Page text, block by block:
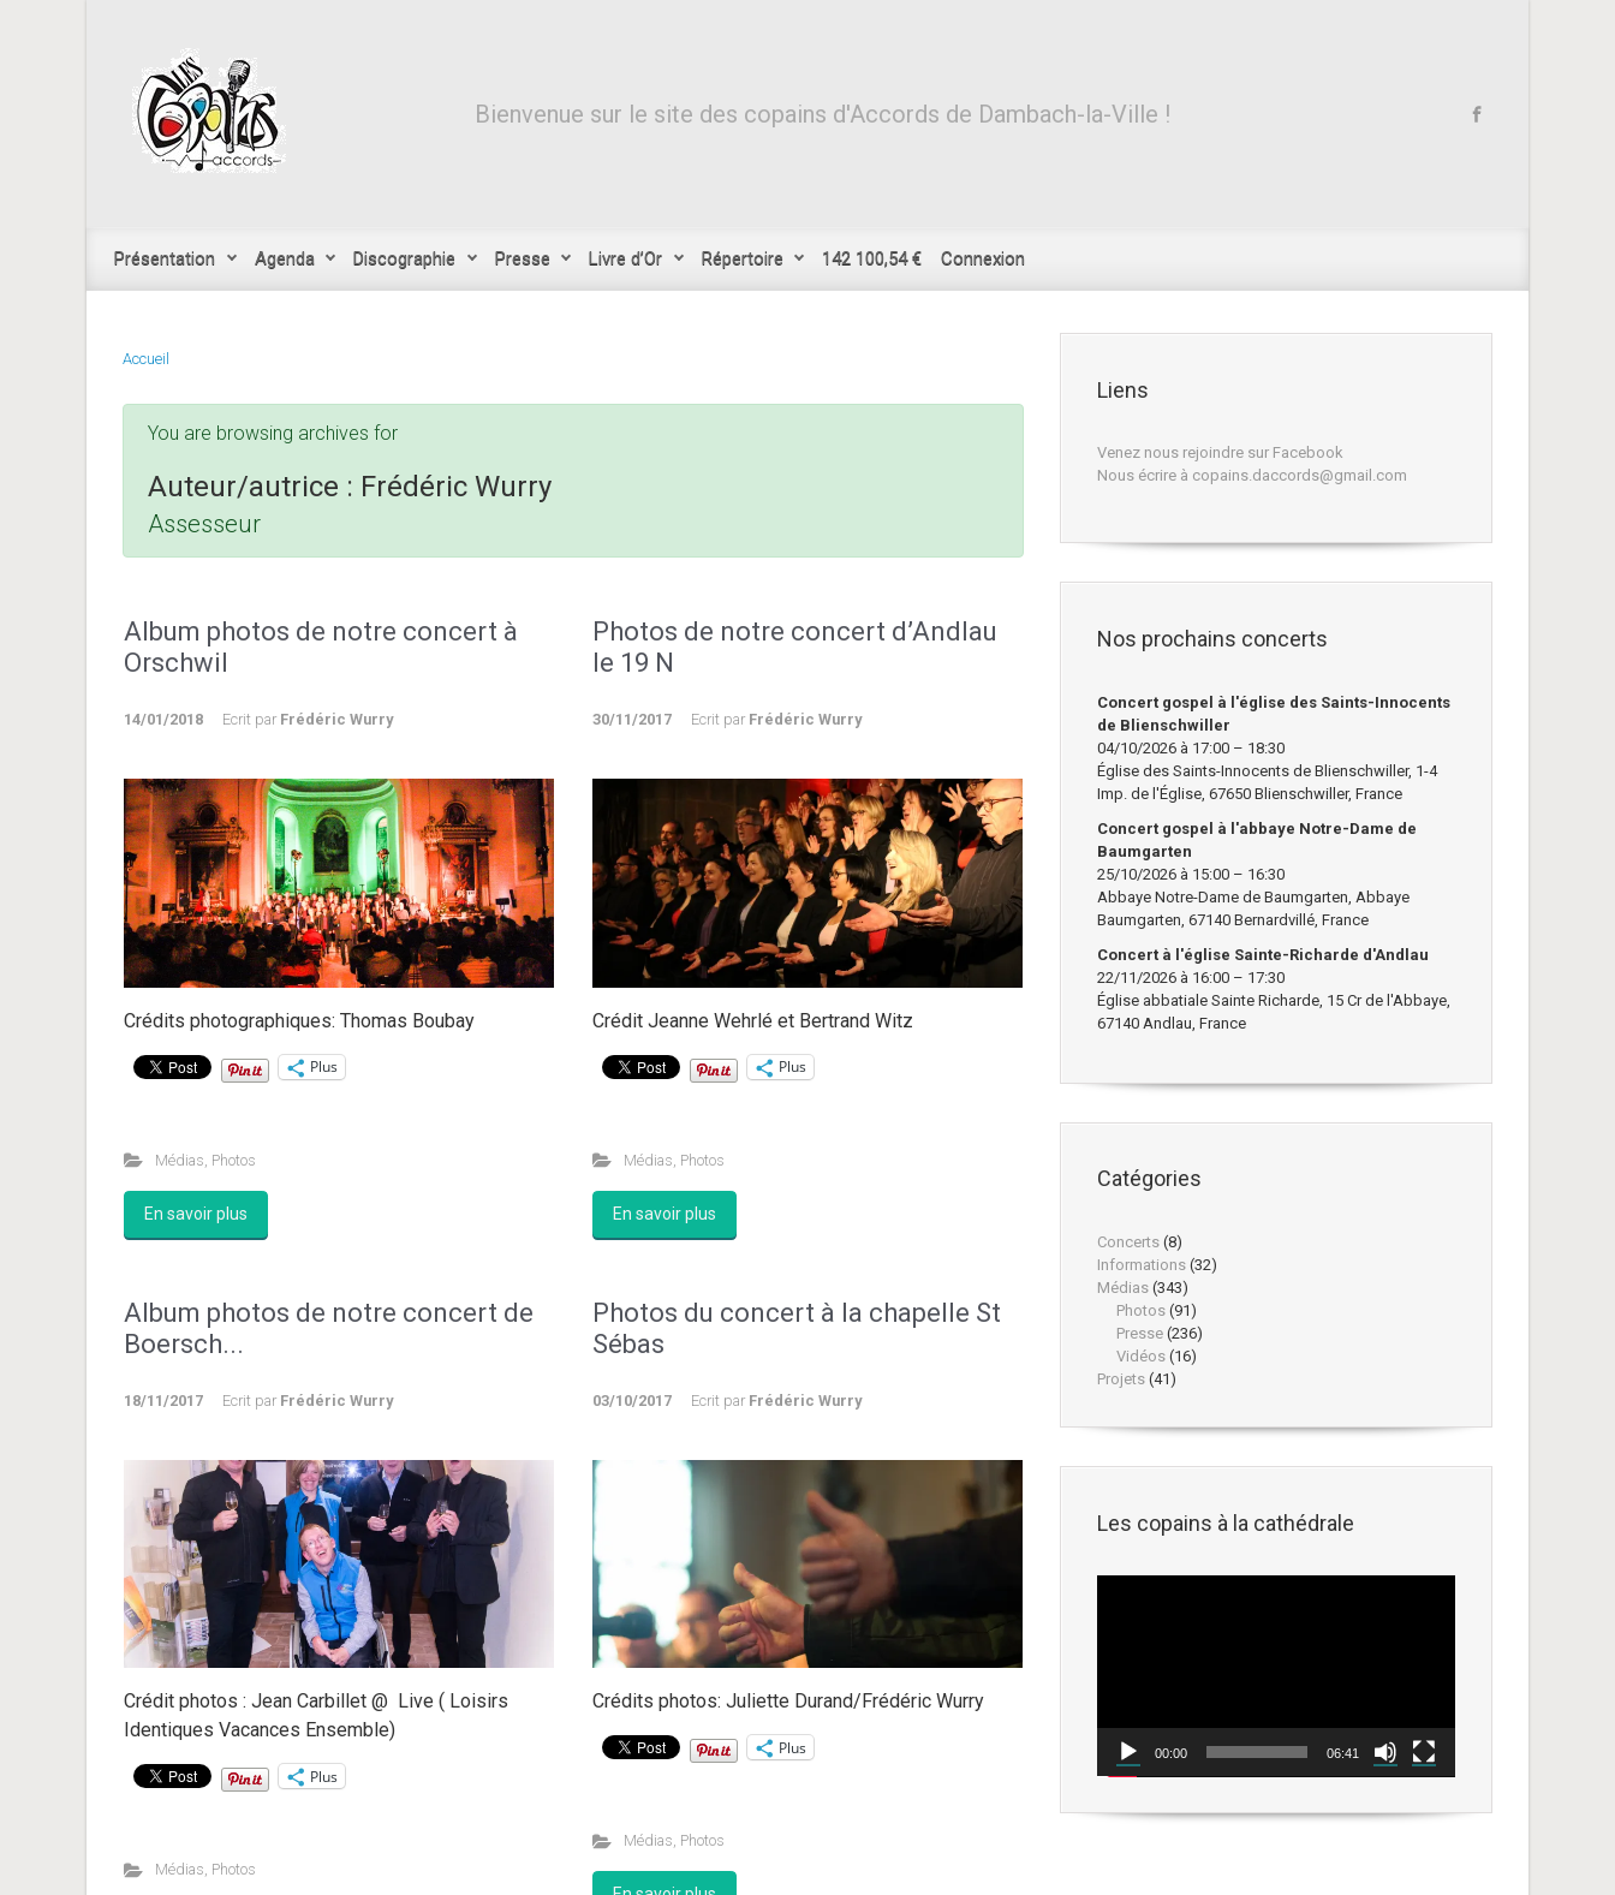
Bienvenue sur le site des copains d'Accords de Dambach-la-Ville !
Présentation Agenda Discographie Presse Livre d’Or Répertoire 142 100,54 € Connexion
Accueil
You are browsing archives for
Auteur/autrice : Frédéric Wurry
Assesseur
Album photos de notre concert à
Orschwil
14/01/2018 Ecrit par Frédéric Wurry
Crédits photographiques: Thomas Boubay
Plus
Médias Photos
En savoir plus
Photos de notre concert d’Andlau
le 19 N
30/11/2017 Ecrit par Frédéric Wurry
Crédit Jeanne Wehrlé et Bertrand Witz
Plus
Médias Photos
En savoir plus
Album photos de notre concert de
Boersch...
18/11/2017 Ecrit par Frédéric Wurry
Crédit photos : Jean Carbillet @ Live ( Loisirs
Identiques Vacances Ensemble)
Plus
Médias, Photos
Photos du concert à la chapelle St
Sébas
03/10/2017 Ecrit par Frédéric Wurry
Crédits photos: Juliette Durand/Frédéric Wurry
Plus
Médias, Photos
Liens
Venez nous rejoindre sur Facebook
Nous écrire à copains.daccords@gmail.com
Nos prochains concerts
Concert gospel à l'église des Saints-Innocents
de Blienschwiller
04/10/2026 à 17:00 – 18:30
Église des Saints-Innocents de Blienschwiller, 1-4
Imp. de l'Église, 67650 Blienschwiller, France
Concert gospel à l'abbaye Notre-Dame de
Baumgarten
25/10/2026 à 15:00 – 16:30
Abbaye Notre-Dame de Baumgarten, Abbaye
Baumgarten, 67140 Bernardvillé, France
Concert à l'église Sainte-Richarde d'Andlau
22/11/2026 à 16:00 – 17:30
Église abbatiale Sainte Richarde, 15 Cr de l'Abbaye,
67140 Andlau, France
Catégories
Concerts (8)
Informations (32)
Médias (343)
Photos (91)
Presse (236)
Vidéos (16)
Projets (41)
Les copains à la cathédrale
00:00 06:41